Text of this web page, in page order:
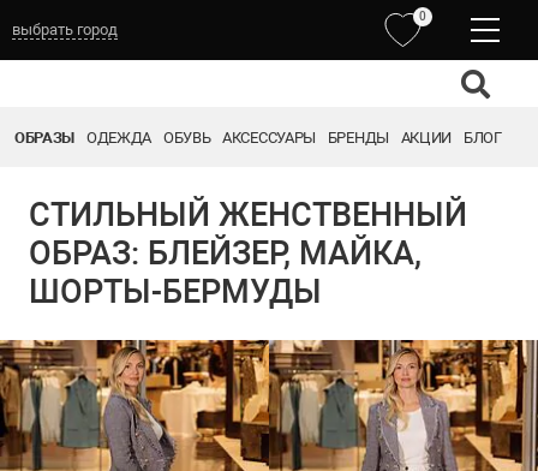
выбрать город
0
ОБРАЗЫ ОДЕЖДА ОБУВЬ АКСЕССУАРЫ БРЕНДЫ АКЦИИ БЛОГ
СТИЛЬНЫЙ ЖЕНСТВЕННЫЙ
ОБРАЗ: БЛЕЙЗЕР, МАЙКА,
ШОРТЫ-БЕРМУДЫ